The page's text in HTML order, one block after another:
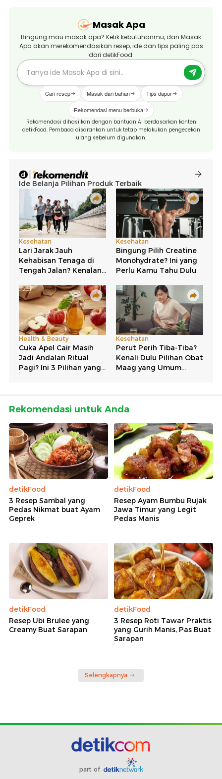
Masak Apa
Bingung mau masak apa? Ketik kebutuhanmu, dan Masak
Apa akan merekomendasikan resep, ide dan tips paling pas
dari detikFood.
Cari resep Masak dari bahan Tips dapur
Rekomendasi menu berbuka
Rekomendasi dihasilkan dengan bantuan AI berdasarkan konten
detikFood. Pembaca disarankan untuk tetap melakukan pengecekan
ulang sebelum digunakan.
Rekomendasi untuk Anda
detikFood
3 Resep Sambal yang
Pedas Nikmat buat Ayam
Geprek
detikFood
Resep Ayam Bumbu Rujak
Jawa Timur yang Legit
Pedas Manis
detikFood
Resep Ubi Brulee yang
Creamy Buat Sarapan
detikFood
3 Resep Roti Tawar Praktis
yang Gurih Manis, Pas Buat
Sarapan
Selengkapnya
part of